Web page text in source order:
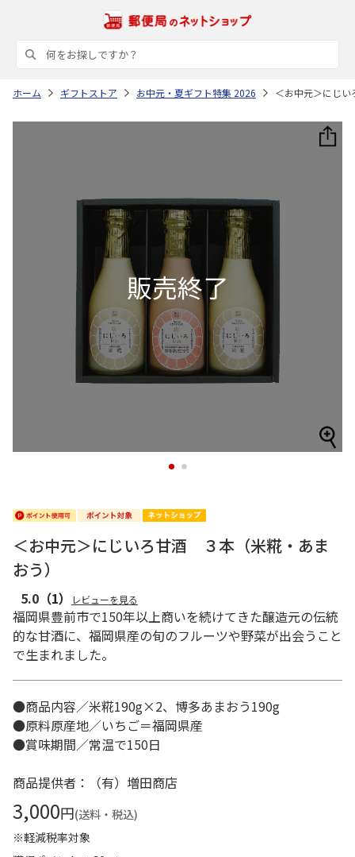
ホーム ギフトストア お中元・夏ギフト特集 2026 ＜お中元＞にじ
1 2
＜お中元＞にじいろ甘酒 ３本（米糀・あま
おう）
5.0 （1） レビューを見る
福岡県豊前市で150年以上商いを続けてきた醸造元の伝統
的な甘酒に、福岡県産の旬のフルーツや野菜が出会うこと
で生まれました。
●商品内容／米糀190g×2、博多あまおう190g
●原料原産地／いちご＝福岡県産
●賞味期間／常温で150日
商品提供者：（有）増田商店
3,000円(送料・税込)
※軽減税率対象